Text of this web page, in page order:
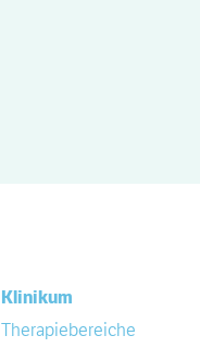
Klinikum
Therapiebereiche